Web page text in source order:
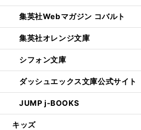
集英社Webマガジン コバルト
集英社オレンジ文庫
シフォン文庫
ダッシュエックス文庫公式サイト
JUMP j-BOOKS
キッズ